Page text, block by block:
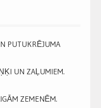
PUTUKRĒJUMA
UN ZAĻUMIEM.
ZEMENĒM.